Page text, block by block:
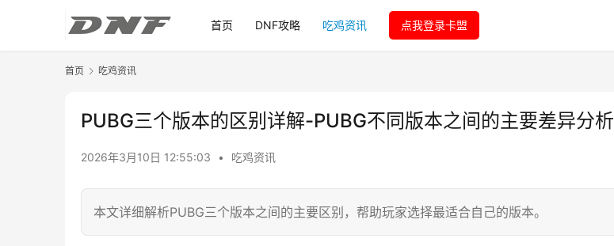
首页 DNF攻略 吃鸡资讯 点我登录卡盟
首页 吃鸡资讯
PUBG三个版本的区别详解-PUBG不同版本之间的主要差异分析
2026年3月10日 12:55:03 • 吃鸡资讯
本文详细解析PUBG三个版本之间的主要区别，帮助玩家选择最适合自己的版本。